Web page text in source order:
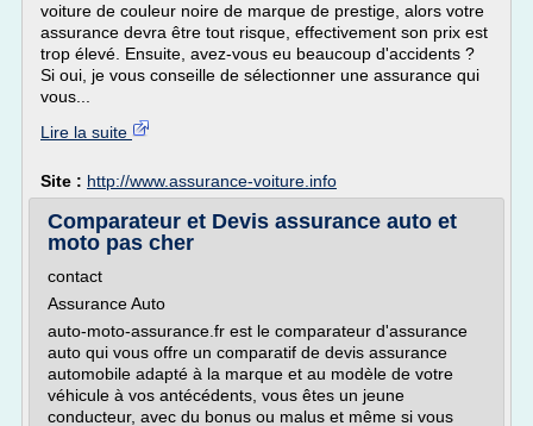
voiture de couleur noire de marque de prestige, alors votre
assurance devra être tout risque, effectivement son prix est
trop élevé. Ensuite, avez-vous eu beaucoup d'accidents ?
Si oui, je vous conseille de sélectionner une assurance qui
vous...
Lire la suite
Site : http://www.assurance-voiture.info
Comparateur et Devis assurance auto et
moto pas cher
contact
Assurance Auto
auto-moto-assurance.fr est le comparateur d'assurance
auto qui vous offre un comparatif de devis assurance
automobile adapté à la marque et au modèle de votre
véhicule à vos antécédents, vous êtes un jeune
conducteur, avec du bonus ou malus et même si vous